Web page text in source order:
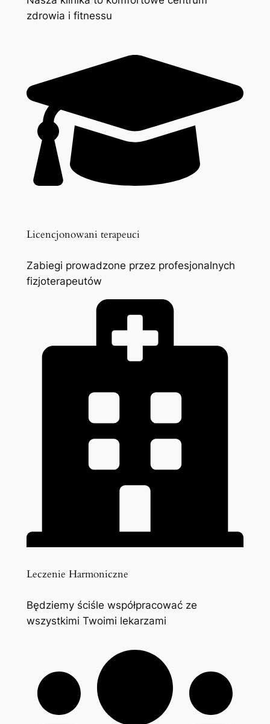
zdrowia i fitnessu
Licencjonowani terapeuci
Zabiegi prowadzone przez profesjonalnych
fizjoterapeutów
Leczenie Harmoniczne
Będziemy ściśle współpracować ze
wszystkimi Twoimi lekarzami